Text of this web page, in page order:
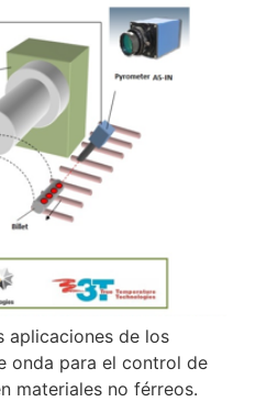
aplicaciones de los
onda para el control de
materiales no férreos.